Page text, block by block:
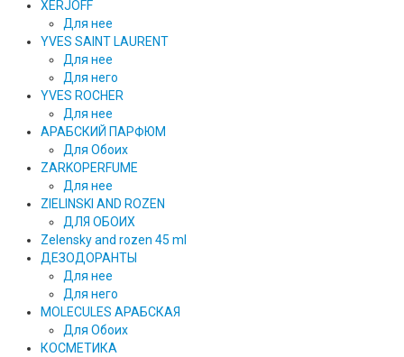
XERJOFF
Для нее
YVES SAINT LAURENT
Для нее
Для него
YVES ROCHER
Для нее
АРАБСКИЙ ПАРФЮМ
Для Обоих
ZARKOPERFUME
Для нее
ZIELINSKI AND ROZEN
ДЛЯ ОБОИХ
Zelensky and rozen 45 ml
ДЕЗОДОРАНТЫ
Для нее
Для него
MOLECULES АРАБСКАЯ
Для Обоих
КОСМЕТИКА